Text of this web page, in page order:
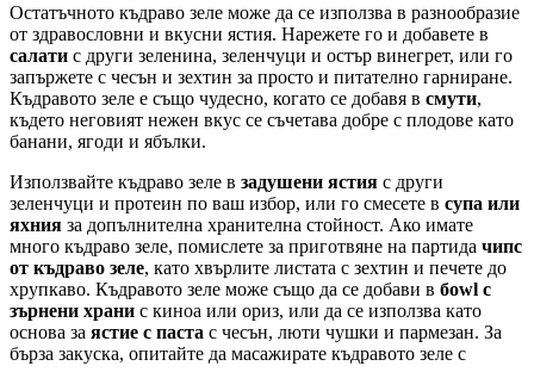
Остатъчното къдраво зеле може да се използва в разнообразие
от здравословни и вкусни ястия. Нарежете го и добавете в
салати с други зеленина, зеленчуци и остър винегрет, или го
запържете с чесън и зехтин за просто и питателно гарниране.
Къдравото зеле е също чудесно, когато се добавя в смути,
където неговият нежен вкус се съчетава добре с плодове като
банани, ягоди и ябълки.
Използвайте къдраво зеле в задушени ястия с други
зеленчуци и протеин по ваш избор, или го смесете в супа или
яхния за допълнителна хранителна стойност. Ако имате
много къдраво зеле, помислете за приготвяне на партида чипс
от къдраво зеле, като хвърлите листата с зехтин и печете до
хрупкаво. Къдравото зеле може също да се добави в бowl с
зърнени храни с киноа или ориз, или да се използва като
основа за ястие с паста с чесън, люти чушки и пармезан. За
бърза закуска, опитайте да масажирате къдравото зеле с